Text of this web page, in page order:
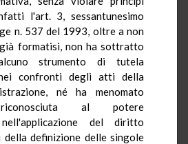
l'art. 3, sessantunesimo
n. 537 del 1993, oltre a non
formatisi, non ha sottratto
strumento di tutela
confronti degli atti della
né ha menomato
al potere
del diritto
definizione delle singole